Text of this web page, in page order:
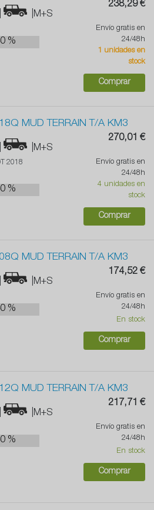
| |M+S
%
238,29 €
Envío gratis en
24/48h
1 unidades en
stock
Comprar
MUD TERRAIN T/A KM3
| |M+S
2018
%
270,01 €
Envío gratis en
24/48h
4 unidades en
stock
Comprar
MUD TERRAIN T/A KM3
| |M+S
%
174,52 €
Envío gratis en
24/48h
En stock
Comprar
MUD TERRAIN T/A KM3
| |M+S
%
217,71 €
Envío gratis en
24/48h
En stock
Comprar